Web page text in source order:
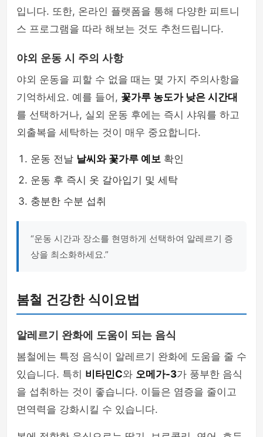
입니다. 또한, 온라인 플랫폼을 통해 다양한 피트니
스 프로그램을 따라 해보는 것도 추천드립니다.
야외 운동 시 주의 사항
야외 운동을 피할 수 없을 때는 몇 가지 주의사항을
기억하세요. 예를 들어, 꽃가루 농도가 낮은 시간대
를 선택하거나, 실외 운동 후에는 즉시 샤워를 하고
외출복을 세탁하는 것이 매우 중요합니다.
운동 전날 날씨와 꽃가루 예보 확인
운동 후 즉시 옷 갈아입기 및 세탁
충분한 수분 섭취
“운동 시간과 장소를 현명하게 선택하여 알레르기 증
상을 최소화하세요.”
봄철 건강한 식이요법
알레르기 완화에 도움이 되는 음식
봄철에는 특정 음식이 알레르기 완화에 도움을 줄 수
있습니다. 특히 비타민C와 오메가-3가 풍부한 음식
을 섭취하는 것이 좋습니다. 이들은 염증을 줄이고
면역력을 강화시킬 수 있습니다.